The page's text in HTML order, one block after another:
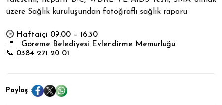
üzere Sağlık kuruluşundan fotoğraflı sağlık raporu
🕒 Haftaiçi 09:00 – 16:30
📍 Göreme Belediyesi Evlendirme Memurluğu
📞 0384 271 20 01
Paylaş :